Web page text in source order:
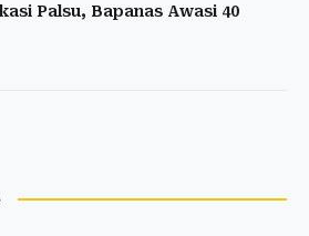
Palsu, Bapanas Awasi 40